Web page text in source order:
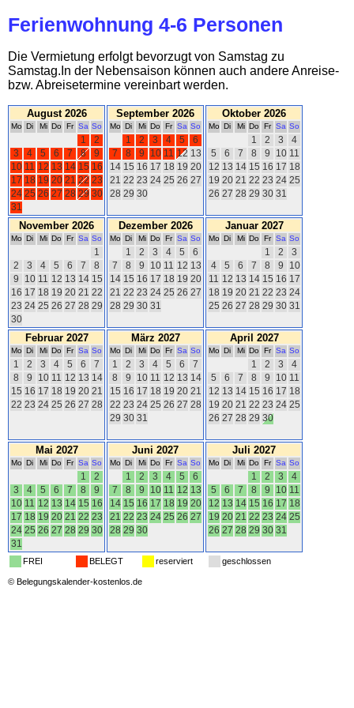
Ferienwohnung 4-6 Personen
Die Vermietung erfolgt bevorzugt von Samstag zu
Samstag.In der Nebensaison können auch andere Anreise-
bzw. Abreisetermine vereinbart werden.
August 2026
Mo Di Mi Do Fr Sa So
1
2
3
4 5 6 7 8
9
10 11 12 13 14 15 16
17 18 19 20 21 22 23
24 25 26 27 28 29 30
31
September 2026
Mo Di Mi Do Fr Sa So
1 2 3 4 5
6
7
8 9 10 11 12 13
14 15 16 17 18 19 20
21 22 23 24 25 26 27
28 29 30
Oktober 2026
Mo Di Mi Do Fr Sa So
1 2 3
4
5
6 7 8 9 10 11
12 13 14 15 16 17 18
19 20 21 22 23 24 25
26 27 28 29 30 31
November 2026
Mo Di Mi Do Fr Sa So
1
2
3 4 5 6 7
8
9
10 11 12 13 14 15
16 17 18 19 20 21 22
23 24 25 26 27 28 29
30
Dezember 2026
Mo Di Mi Do Fr Sa So
1 2 3 4 5
6
7
8 9 10 11 12 13
14 15 16 17 18 19 20
21 22 23 24 25 26 27
28 29 30 31
Januar 2027
Mo Di Mi Do Fr Sa So
1 2
3
4
5 6 7 8 9
10
11 12 13 14 15 16 17
18 19 20 21 22 23 24
25 26 27 28 29 30 31
Februar 2027
Mo Di Mi Do Fr Sa So
1 2 3 4 5 6
7
8
9 10 11 12 13 14
15 16 17 18 19 20 21
22 23 24 25 26 27 28
März 2027
Mo Di Mi Do Fr Sa So
1 2 3 4 5 6
7
8
9 10 11 12 13 14
15 16 17 18 19 20 21
22 23 24 25 26 27 28
29 30 31
April 2027
Mo Di Mi Do Fr Sa So
1 2 3
4
5
6 7 8 9 10 11
12 13 14 15 16 17 18
19 20 21 22 23 24 25
26 27 28 29 30
Mai 2027
Mo Di Mi Do Fr Sa So
1
2
3
4 5 6 7 8
9
10 11 12 13 14 15 16
17 18 19 20 21 22 23
24 25 26 27 28 29 30
31
Juni 2027
Mo Di Mi Do Fr Sa So
1 2 3 4 5
6
7
8 9 10 11 12 13
14 15 16 17 18 19 20
21 22 23 24 25 26 27
28 29 30
Juli 2027
Mo Di Mi Do Fr Sa So
1 2 3
4
5
6 7 8 9 10 11
12 13 14 15 16 17 18
19 20 21 22 23 24 25
26 27 28 29 30 31
FREI BELEGT reserviert geschlossen
© Belegungskalender-kostenlos.de